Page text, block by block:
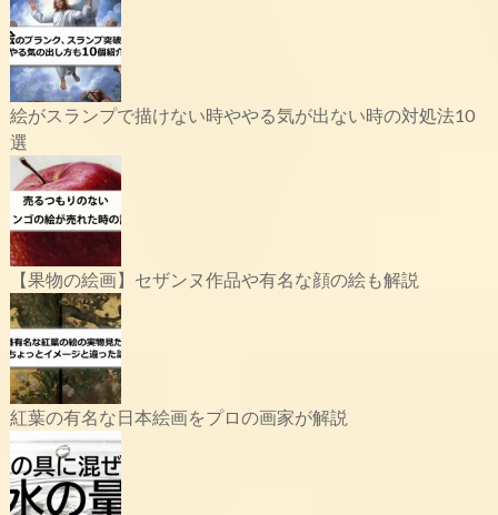
絵がスランプで描けない時ややる気が出ない時の対処法10
選
【果物の絵画】セザンヌ作品や有名な顔の絵も解説
紅葉の有名な日本絵画をプロの画家が解説